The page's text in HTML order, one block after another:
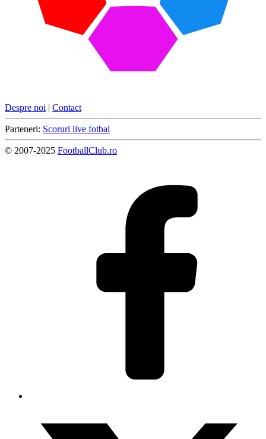
Despre noi | Contact
Parteneri: Scoruri live fotbal
© 2007-2025 FootballClub.ro